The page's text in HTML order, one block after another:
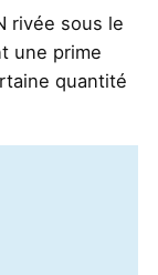
rivée sous le
une prime
quantité